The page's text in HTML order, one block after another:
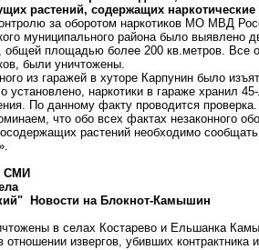
растений, содержащих
за оборотом наркотиков МО МВД
муниципального района было выявлено
площадью более 200 кв.метров. Все
были уничтожены.
из гаражей в хуторе Карпунин было
установлено, наркотики в гараже хранил
По данному факту проводится проверка.
что обо всех фактах незаконного
растений необходимо
СМИ
Новости на Блoкнoт-Камышин
в селах Костарево и Ельшанка
извергов, убивших контрактника